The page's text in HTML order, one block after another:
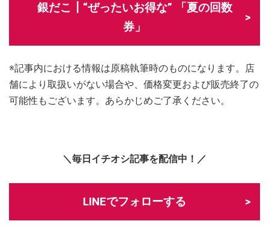
銀だこ┃“ぜったいお得な” 「夏の回数
券」
※記事内における情報は原稿執筆時のものになります。店
舗により取扱いがない場合や、価格変更および販売終了の
可能性もございます。あらかじめご了承ください。
＼毎日イチオシ記事を配信中！／
LINEでフォローする